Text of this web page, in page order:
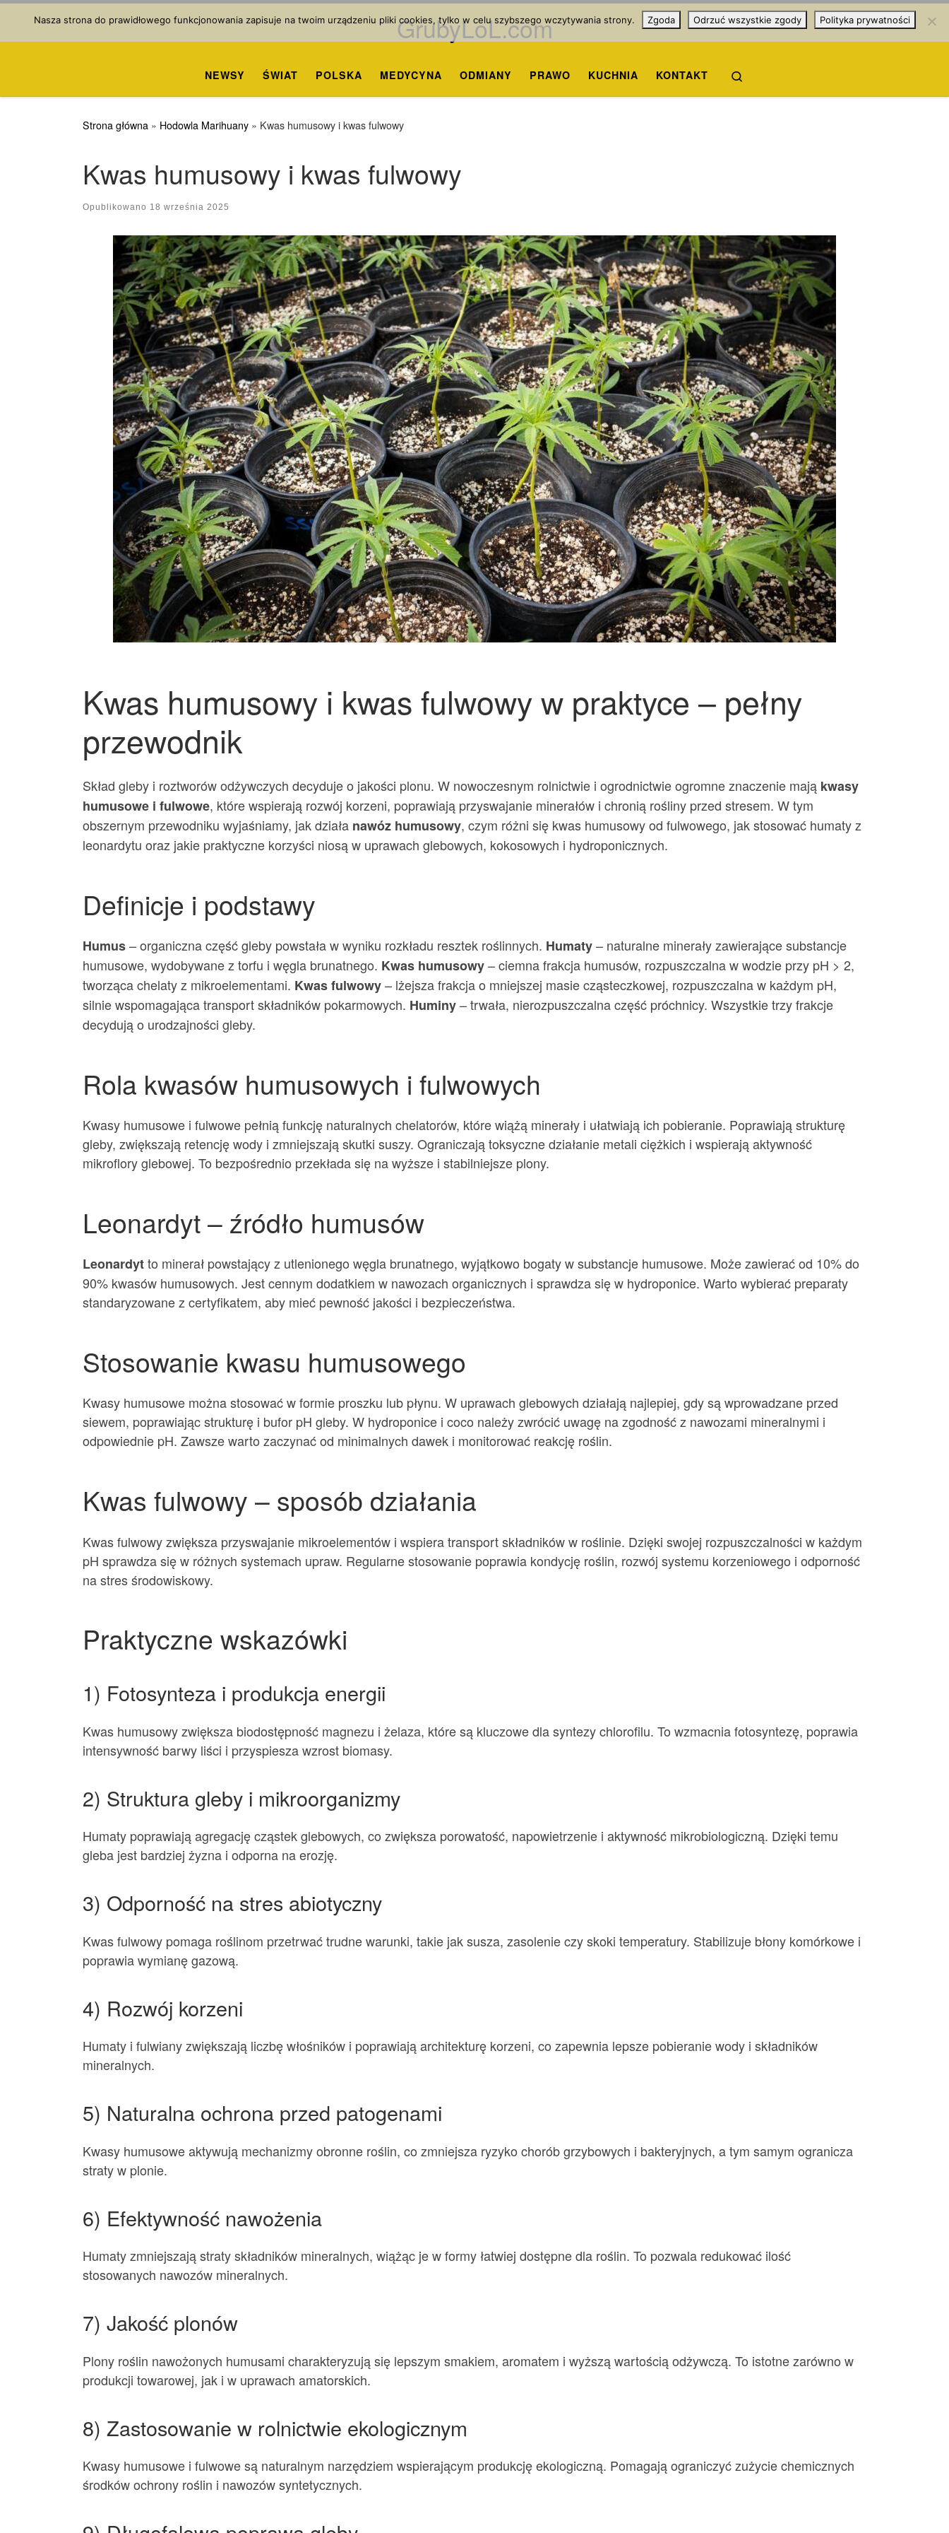
Przejdź do treści GrubyLoL.com
NEWSY ŚWIAT POLSKA MEDYCYNA ODMIANY PRAWO KUCHNIA KONTAKT
Strona główna » Hodowla Marihuany » Kwas humusowy i kwas fulwowy
Kwas humusowy i kwas fulwowy
Opublikowano 18 września 2025
Kwas humusowy i kwas fulwowy w praktyce – pełny
przewodnik
Skład gleby i roztworów odżywczych decyduje o jakości plonu. W nowoczesnym rolnictwie i ogrodnictwie ogromne znaczenie mają kwasy
humusowe i fulwowe, które wspierają rozwój korzeni, poprawiają przyswajanie minerałów i chronią rośliny przed stresem. W tym
obszernym przewodniku wyjaśniamy, jak działa nawóz humusowy, czym różni się kwas humusowy od fulwowego, jak stosować humaty z
leonardytu oraz jakie praktyczne korzyści niosą w uprawach glebowych, kokosowych i hydroponicznych.
Definicje i podstawy
Humus– organiczna część gleby powstała w wyniku rozkładu resztek roślinnych. Humaty– naturalne minerały zawierające substancje
humusowe, wydobywane z torfu i węgla brunatnego. Kwas humusowy– ciemna frakcja humusów, rozpuszczalna w wodzie przy pH > 2,
tworząca chelaty z mikroelementami. Kwas fulwowy– lżejsza frakcja o mniejszej masie cząsteczkowej, rozpuszczalna w każdym pH,
silnie wspomagająca transport składników pokarmowych. Huminy– trwała, nierozpuszczalna część próchnicy. Wszystkie trzy frakcje
decydują o urodzajności gleby.
Rola kwasów humusowych i fulwowych
Kwasy humusowe i fulwowe pełnią funkcję naturalnych chelatorów, które wiążą minerały i ułatwiają ich pobieranie. Poprawiają strukturę
gleby, zwiększają retencję wody i zmniejszają skutki suszy. Ograniczają toksyczne działanie metali ciężkich i wspierają aktywność
mikroflory glebowej. To bezpośrednio przekłada się na wyższe i stabilniejsze plony.
Leonardyt – źródło humusów
Leonardytto minerał powstający z utlenionego węgla brunatnego, wyjątkowo bogaty w substancje humusowe. Może zawierać od 10% do
90% kwasów humusowych. Jest cennym dodatkiem w nawozach organicznych i sprawdza się w hydroponice. Warto wybierać preparaty
standaryzowane z certyfikatem, aby mieć pewność jakości i bezpieczeństwa.
Stosowanie kwasu humusowego
Kwasy humusowe można stosować w formie proszku lub płynu. W uprawach glebowych działają najlepiej, gdy są wprowadzane przed
siewem, poprawiając strukturę i bufor pH gleby. W hydroponice i coco należy zwrócić uwagę na zgodność z nawozami mineralnymi i
odpowiednie pH. Zawsze warto zaczynać od minimalnych dawek i monitorować reakcję roślin.
Kwas fulwowy – sposób działania
Kwas fulwowy zwiększa przyswajanie mikroelementów i wspiera transport składników w roślinie. Dzięki swojej rozpuszczalności w każdym
pH sprawdza się w różnych systemach upraw. Regularne stosowanie poprawia kondycję roślin, rozwój systemu korzeniowego i odporność
na stres środowiskowy.
Praktyczne wskazówki
1) Fotosynteza i produkcja energii
Kwas humusowy zwiększa biodostępność magnezu i żelaza, które są kluczowe dla syntezy chlorofilu. To wzmacnia fotosyntezę, poprawia
intensywność barwy liści i przyspiesza wzrost biomasy.
2) Struktura gleby i mikroorganizmy
Humaty poprawiają agregację cząstek glebowych, co zwiększa porowatość, napowietrzenie i aktywność mikrobiologiczną. Dzięki temu
gleba jest bardziej żyzna i odporna na erozję.
3) Odporność na stres abiotyczny
Kwas fulwowy pomaga roślinom przetrwać trudne warunki, takie jak susza, zasolenie czy skoki temperatury. Stabilizuje błony komórkowe i
poprawia wymianę gazową.
4) Rozwój korzeni
Humaty i fulwiany zwiększają liczbę włośników i poprawiają architekturę korzeni, co zapewnia lepsze pobieranie wody i składników
mineralnych.
5) Naturalna ochrona przed patogenami
Kwasy humusowe aktywują mechanizmy obronne roślin, co zmniejsza ryzyko chorób grzybowych i bakteryjnych, a tym samym ogranicza
straty w plonie.
6) Efektywność nawożenia
Humaty zmniejszają straty składników mineralnych, wiążąc je w formy łatwiej dostępne dla roślin. To pozwala redukować ilość
stosowanych nawozów mineralnych.
7) Jakość plonów
Plony roślin nawożonych humusami charakteryzują się lepszym smakiem, aromatem i wyższą wartością odżywczą. To istotne zarówno w
produkcji towarowej, jak i w uprawach amatorskich.
8) Zastosowanie w rolnictwie ekologicznym
Kwasy humusowe i fulwowe są naturalnym narzędziem wspierającym produkcję ekologiczną. Pomagają ograniczyć zużycie chemicznych
środków ochrony roślin i nawozów syntetycznych.
Nasza strona do prawidłowego funkcjonowania zapisuje na twoim urządzeniu pliki cookies, tylko w celu szybszego wczytywania strony. Zgoda Odrzuć wszystkie zgody Polityka prywatności